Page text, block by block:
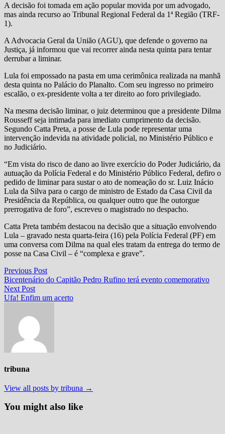
A decisão foi tomada em ação popular movida por um advogado,
mas ainda recurso ao Tribunal Regional Federal da 1ª Região (TRF-
1).
A Advocacia Geral da União (AGU), que defende o governo na
Justiça, já informou que vai recorrer ainda nesta quinta para tentar
derrubar a liminar.
Lula foi empossado na pasta em uma cerimônica realizada na manhã
desta quinta no Palácio do Planalto. Com seu ingresso no primeiro
escalão, o ex-presidente volta a ter direito ao foro privilegiado.
Na mesma decisão liminar, o juiz determinou que a presidente Dilma
Rousseff seja intimada para imediato cumprimento da decisão.
Segundo Catta Preta, a posse de Lula pode representar uma
intervenção indevida na atividade policial, no Ministério Público e
no Judiciário.
“Em vista do risco de dano ao livre exercício do Poder Judiciário, da
autuação da Polícia Federal e do Ministério Público Federal, defiro o
pedido de liminar para sustar o ato de nomeação do sr. Luiz Inácio
Lula da Silva para o cargo de ministro de Estado da Casa Civil da
Presidência da República, ou qualquer outro que lhe outorgue
prerrogativa de foro”, escreveu o magistrado no despacho.
Catta Preta também destacou na decisão que a situação envolvendo
Lula – gravado nesta quarta-feira (16) pela Polícia Federal (PF) em
uma conversa com Dilma na qual eles tratam da entrega do termo de
posse na Casa Civil – é “complexa e grave”.
Navegação
de
Post
Previous PostPrevious
post:
Bicentenário do Capitão Pedro Rufino terá evento comemorativo
Next PostNext
post:
Ufa! Enfim um acerto
tribuna
View all posts by tribuna →
You might also like